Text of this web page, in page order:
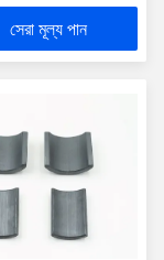
সেরা মূল্য পান